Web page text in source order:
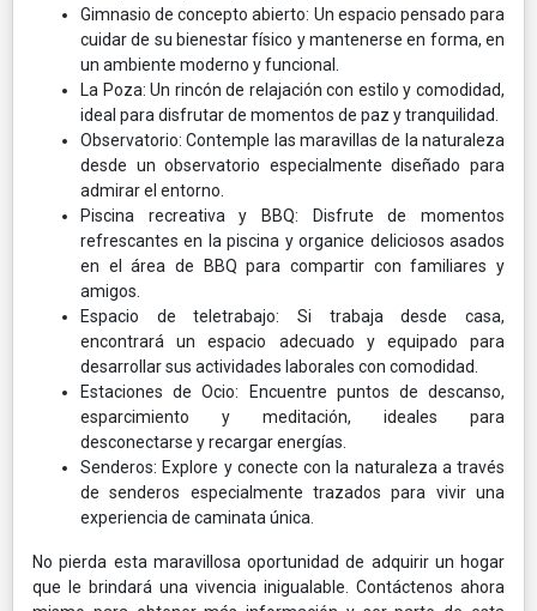
Gimnasio de concepto abierto: Un espacio pensado para
cuidar de su bienestar físico y mantenerse en forma, en
un ambiente moderno y funcional.
La Poza: Un rincón de relajación con estilo y comodidad,
ideal para disfrutar de momentos de paz y tranquilidad.
Observatorio: Contemple las maravillas de la naturaleza
desde un observatorio especialmente diseñado para
admirar el entorno.
Piscina recreativa y BBQ: Disfrute de momentos
refrescantes en la piscina y organice deliciosos asados
en el área de BBQ para compartir con familiares y
amigos.
Espacio de teletrabajo: Si trabaja desde casa,
encontrará un espacio adecuado y equipado para
desarrollar sus actividades laborales con comodidad.
Estaciones de Ocio: Encuentre puntos de descanso,
esparcimiento y meditación, ideales para
desconectarse y recargar energías.
Senderos: Explore y conecte con la naturaleza a través
de senderos especialmente trazados para vivir una
experiencia de caminata única.
No pierda esta maravillosa oportunidad de adquirir un hogar
que le brindará una vivencia inigualable. Contáctenos ahora